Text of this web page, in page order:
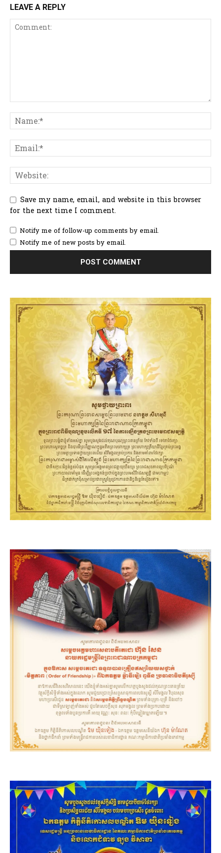
LEAVE A REPLY
Save my name, email, and website in this browser
for the next time I comment.
Notify me of follow-up comments by email.
Notify me of new posts by email.